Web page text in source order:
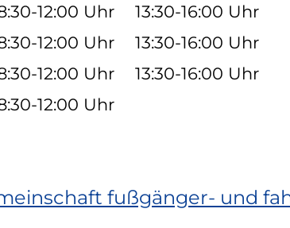
12:00 Uhr
13:30-16:00 Uhr
12:00 Uhr
13:30-16:00 Uhr
12:00 Uhr
13:30-16:00 Uhr
12:00 Uhr
fußgänger- und